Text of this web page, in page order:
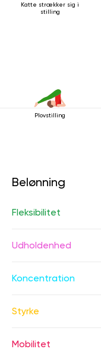
Katte strækker sig i
stilling
Plovstilling
Belønning
Fleksibilitet
Udholdenhed
Koncentration
Styrke
Mobilitet